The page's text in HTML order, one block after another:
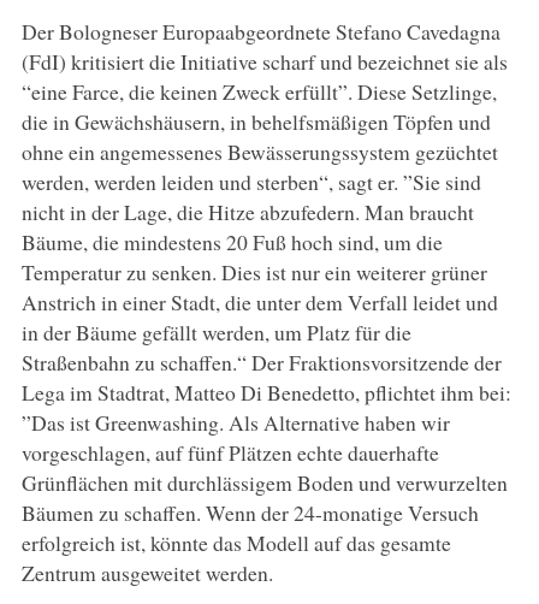
Der Bologneser Europaabgeordnete Stefano Cavedagna
(FdI) kritisiert die Initiative scharf und bezeichnet sie als
“eine Farce, die keinen Zweck erfüllt”. Diese Setzlinge,
die in Gewächshäusern, in behelfsmäßigen Töpfen und
ohne ein angemessenes Bewässerungssystem gezüchtet
werden, werden leiden und sterben“, sagt er. ”Sie sind
nicht in der Lage, die Hitze abzufedern. Man braucht
Bäume, die mindestens 20 Fuß hoch sind, um die
Temperatur zu senken. Dies ist nur ein weiterer grüner
Anstrich in einer Stadt, die unter dem Verfall leidet und
in der Bäume gefällt werden, um Platz für die
Straßenbahn zu schaffen.“ Der Fraktionsvorsitzende der
Lega im Stadtrat, Matteo Di Benedetto, pflichtet ihm bei:
”Das ist Greenwashing. Als Alternative haben wir
vorgeschlagen, auf fünf Plätzen echte dauerhafte
Grünflächen mit durchlässigem Boden und verwurzelten
Bäumen zu schaffen. Wenn der 24-monatige Versuch
erfolgreich ist, könnte das Modell auf das gesamte
Zentrum ausgeweitet werden.